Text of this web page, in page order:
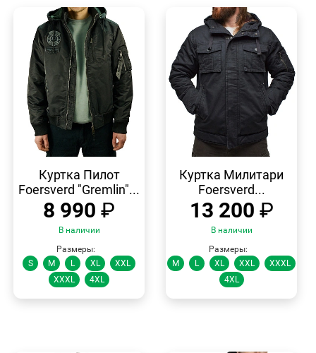
ПРОСМОТР
Куртка Пилот
Foersverd "Gremlin"...
8 990 ₽
В наличии
Размеры:
S
M L XL
XXL
XXXL
4XL
ПРОСМОТР
Куртка Милитари
Foersverd...
13 200 ₽
В наличии
Размеры:
M
L XL XXL
XXXL
4XL